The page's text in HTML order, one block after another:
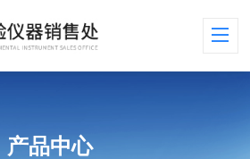
产品中心